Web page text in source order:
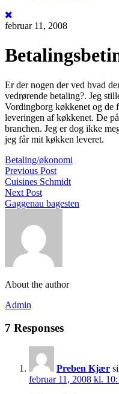
februar 11, 2008
Er der nogen der ved hvad
vedrørende betaling?. Jeg
Vordingborg køkkenet og de
leveringen af køkkenet. De
branchen. Jeg er dog ikke
jeg får mit køkken leveret.
Betaling/økonomi
Previous Post
Cuisines Schmidt
Next Post
Gaggenau bagesten
About the author
Admin
7 Responses
Preben Kjær
februar 11, 2008 kl.